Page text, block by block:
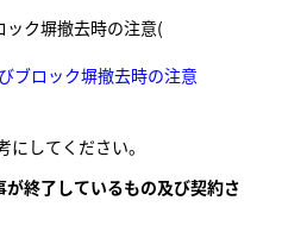
ク塀撤去時の注意(
ブロック塀撤去時の注意
してください。
終了しているもの及び契約さ